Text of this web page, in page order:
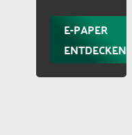
E-PAPER
ENTDECKEN